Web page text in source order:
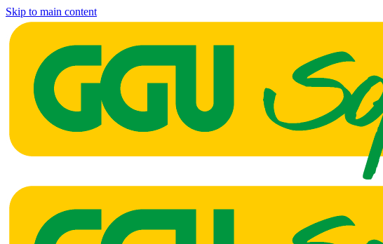
Skip to main content